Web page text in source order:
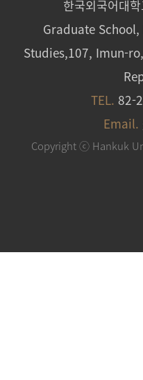
한국외국어대
Graduate
Studies,107, Imun-
TEL. 82-
Email.
Copyright ⓒ Hankuk